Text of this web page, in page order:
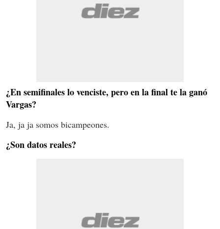
¿En semifinales lo venciste, pero en la final te la ganó
Vargas?
Ja, ja ja somos bicampeones.
¿Son datos reales?